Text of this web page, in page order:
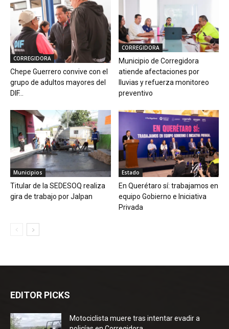
CORREGIDORA
Chepe Guerrero convive con el
grupo de adultos mayores del
DIF...
CORREGIDORA
Municipio de Corregidora
atiende afectaciones por
lluvias y refuerza monitoreo
preventivo
Municipios
Titular de la SEDESOQ realiza
gira de trabajo por Jalpan
Estado
En Querétaro sí: trabajamos en
equipo Gobierno e Iniciativa
Privada
EDITOR PICKS
Motociclista muere tras intentar evadir a